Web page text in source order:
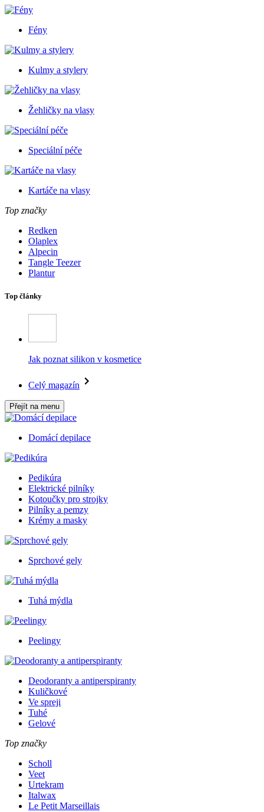
Fény
Kulmy a stylery
Žehličky na vlasy
Speciální péče
Kartáče na vlasy
Top značky
Redken
Olaplex
Alpecin
Tangle Teezer
Plantur
Top články
Jak poznat silikon v kosmetice
Celý magazín
Přejít na menu
Domácí depilace
Pedikúra
Elektrické pilníky
Kotoučky pro strojky
Pilníky a pemzy
Krémy a masky
Sprchové gely
Tuhá mýdla
Peelingy
Deodoranty a antiperspiranty
Kuličkové
Ve spreji
Tuhé
Gelové
Top značky
Scholl
Veet
Urtekram
Italwax
Le Petit Marseillais